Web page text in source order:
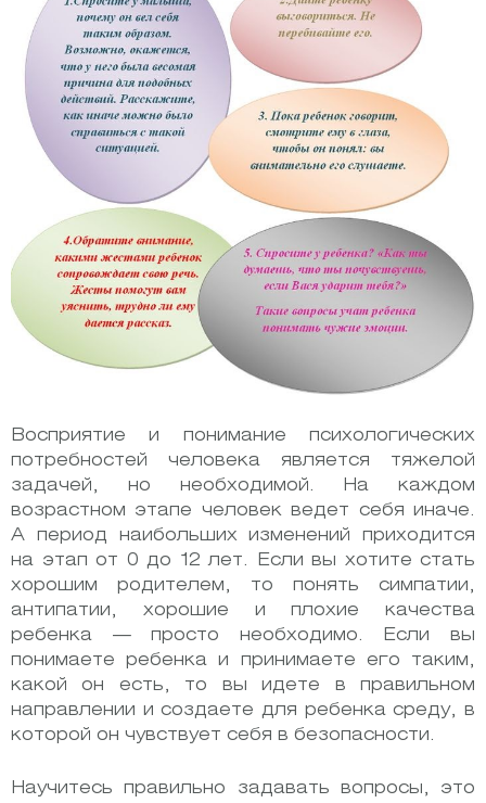
Восприятие и понимание психологических
потребностей человека является тяжелой
задачей, но необходимой. На каждом
возрастном этапе человек ведет себя иначе.
А период наибольших изменений приходится
на этап от 0 до 12 лет. Если вы хотите стать
хорошим родителем, то понять симпатии,
антипатии, хорошие и плохие качества
ребенка — просто необходимо. Если вы
понимаете ребенка и принимаете его таким,
какой он есть, то вы идете в правильном
направлении и создаете для ребенка среду, в
которой он чувствует себя в безопасности.
Научитесь правильно задавать вопросы, это